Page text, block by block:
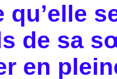
qu’elle
de sa
en